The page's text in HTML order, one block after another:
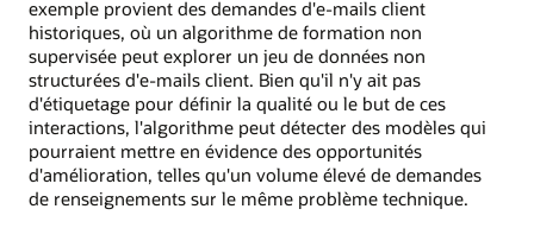
exemple provient des demandes d'e-mails client
historiques, où un algorithme de formation non
supervisée peut explorer un jeu de données non
structurées d'e-mails client. Bien qu'il n'y ait pas
d'étiquetage pour définir la qualité ou le but de ces
interactions, l'algorithme peut détecter des modèles qui
pourraient mettre en évidence des opportunités
d'amélioration, telles qu'un volume élevé de demandes
de renseignements sur le même problème technique.